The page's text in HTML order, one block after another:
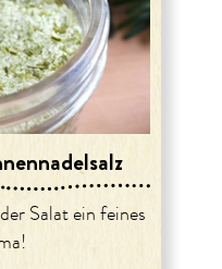
Salat ein feines